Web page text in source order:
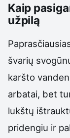
Kaip
užpilą
švarių
karšto
arbatai, bet
lukštų
pridengiu ir